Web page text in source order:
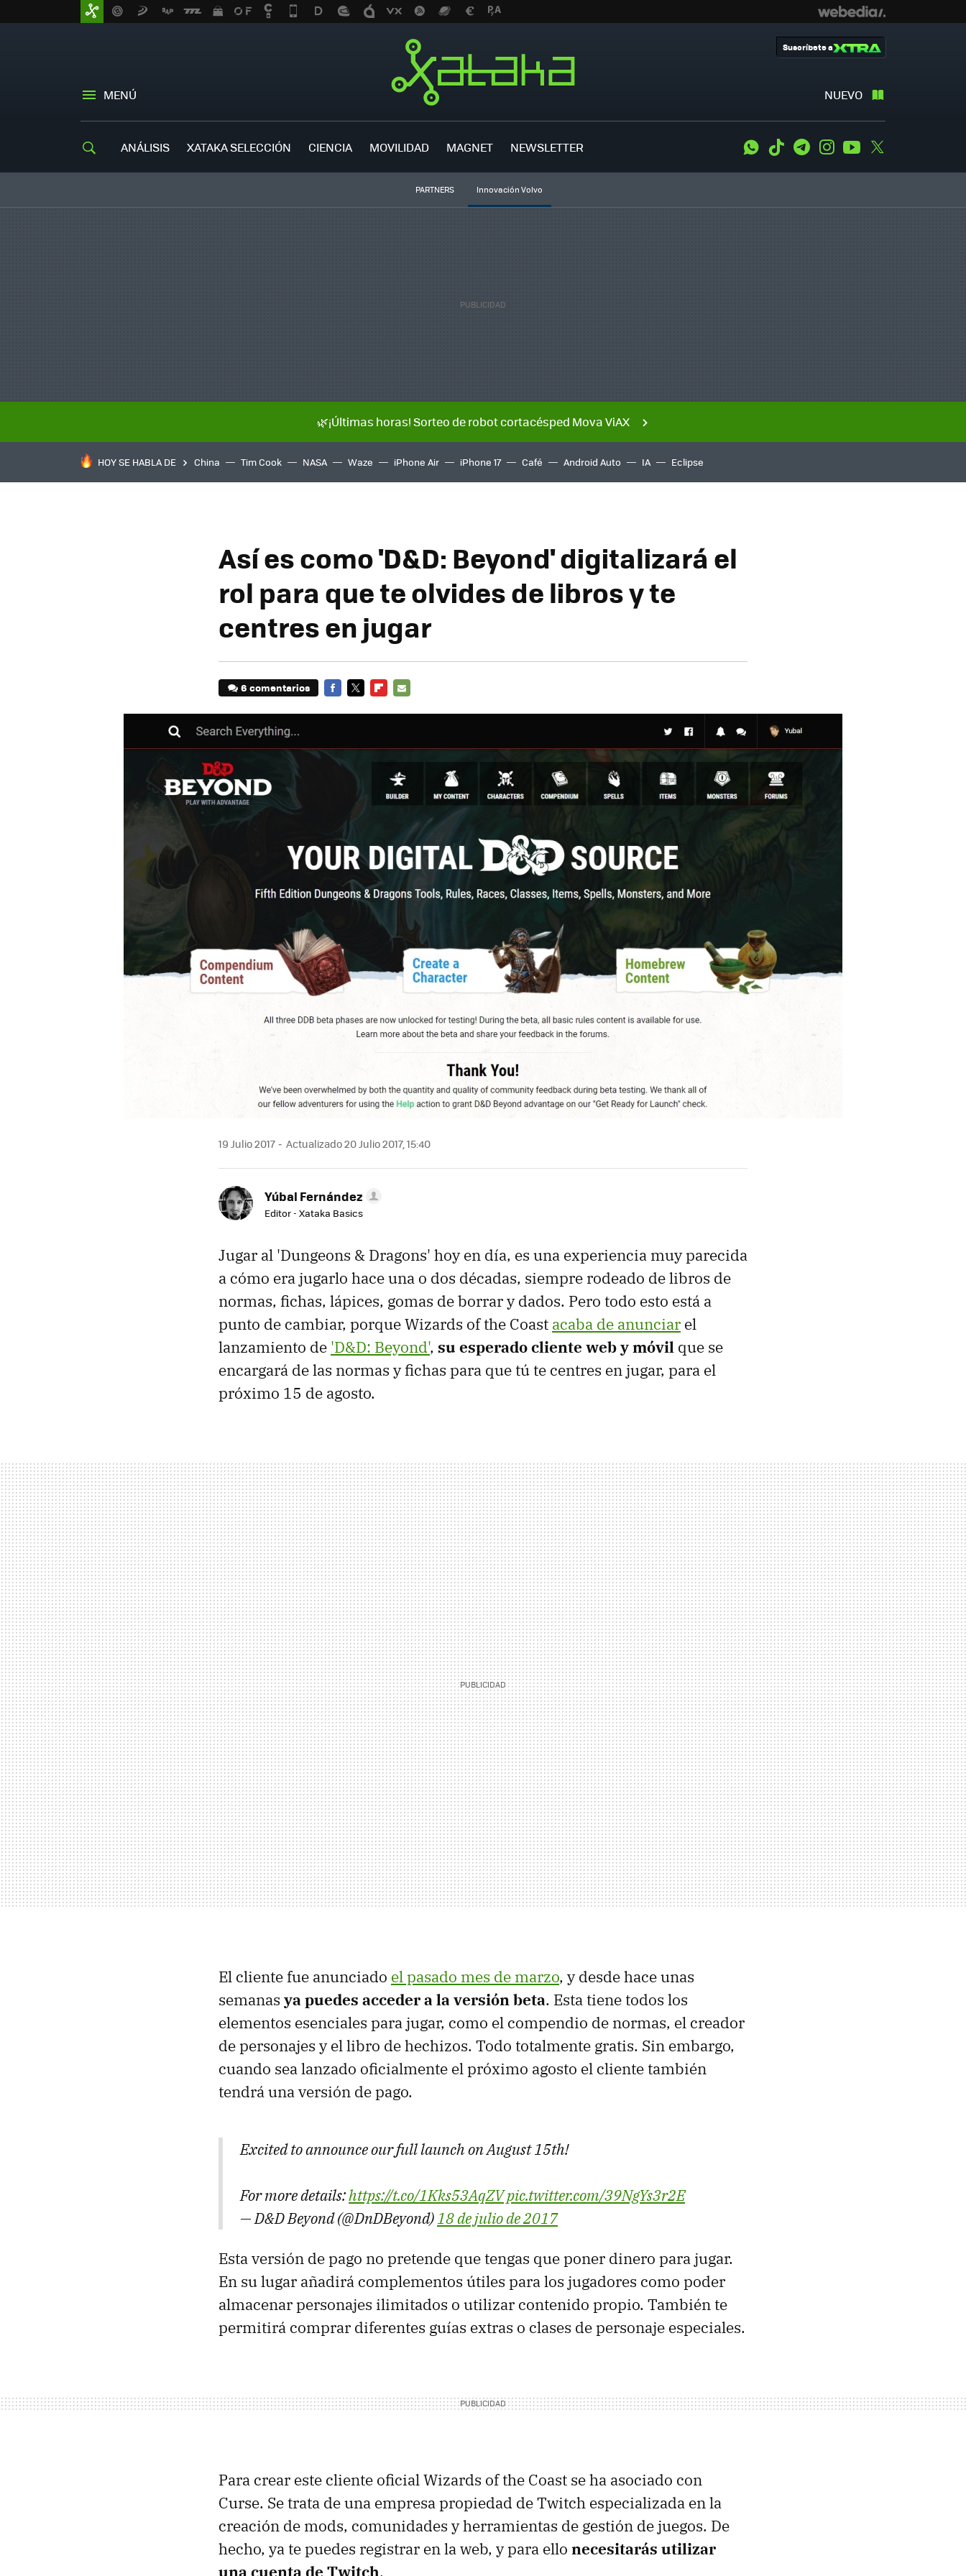
MENÚ NUEVO
Suscríbete a
ANÁLISIS XATAKA SELECCIÓN CIENCIA MOVILIDAD MAGNET NEWSLETTER WhatsApp
Tiktok TelegramInstagramYoutube
PARTNERS Innovación Volvo
🌿¡Últimas horas! Sorteo de robot cortacésped Mova ViAX
HOY SE HABLA DE China Tim Cook NASA Waze iPhone Air iPhone 17 Café Android Auto IA Eclipse
Así es como 'D&D: Beyond' digitalizará el
rol para que te olvides de libros y te
centres en jugar
6 comentarios
19 Julio 2017 Actualizado 20 Julio 2017, 15:40
Yúbal Fernández
Editor - Xataka Basics
Jugar al 'Dungeons & Dragons' hoy en día, es una experiencia muy parecida
a cómo era jugarlo hace una o dos décadas, siempre rodeado de libros de
normas, fichas, lápices, gomas de borrar y dados. Pero todo esto está a
punto de cambiar, porque Wizards of the Coast acaba de anunciar el
lanzamiento de 'D&D: Beyond', su esperado cliente web y móvil que se
encargará de las normas y fichas para que tú te centres en jugar, para el
próximo 15 de agosto.
El cliente fue anunciado el pasado mes de marzo, y desde hace unas
semanas ya puedes acceder a la versión beta. Esta tiene todos los
elementos esenciales para jugar, como el compendio de normas, el creador
de personajes y el libro de hechizos. Todo totalmente gratis. Sin embargo,
cuando sea lanzado oficialmente el próximo agosto el cliente también
tendrá una versión de pago.
Excited to announce our full launch on August 15th!
For more details:https://t.co/1Kks53AqZVpic.twitter.com/39NgYs3r2E
— D&D Beyond (@DnDBeyond)18 de julio de 2017
Esta versión de pago no pretende que tengas que poner dinero para jugar.
En su lugar añadirá complementos útiles para los jugadores como poder
almacenar personajes ilimitados o utilizar contenido propio. También te
permitirá comprar diferentes guías extras o clases de personaje especiales.
Para crear este cliente oficial Wizards of the Coast se ha asociado con
Curse. Se trata de una empresa propiedad de Twitch especializada en la
creación de mods, comunidades y herramientas de gestión de juegos. De
hecho, ya te puedes registrar en la web, y para ello necesitarás utilizar
una cuenta de Twitch.